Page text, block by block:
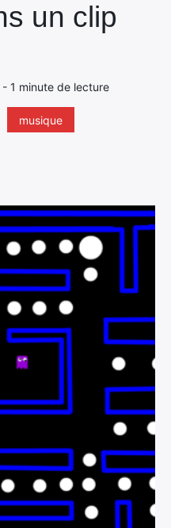
un clip
1 minute de lecture
musique